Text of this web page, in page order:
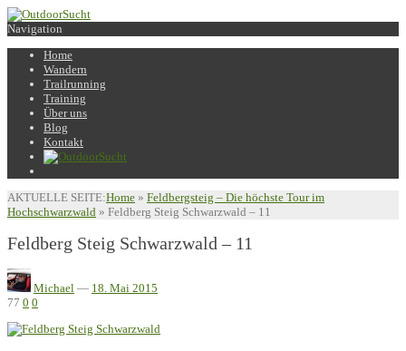
Navigation
Home
Wandern
Trailrunning
Training
Über uns
Blog
Kontakt
AKTUELLE SEITE:Home » Feldbergsteig – Die höchste Tour im
Hochschwarzwald » Feldberg Steig Schwarzwald – 11
Feldberg Steig Schwarzwald – 11
Michael — 18. Mai 2015
77 0 0